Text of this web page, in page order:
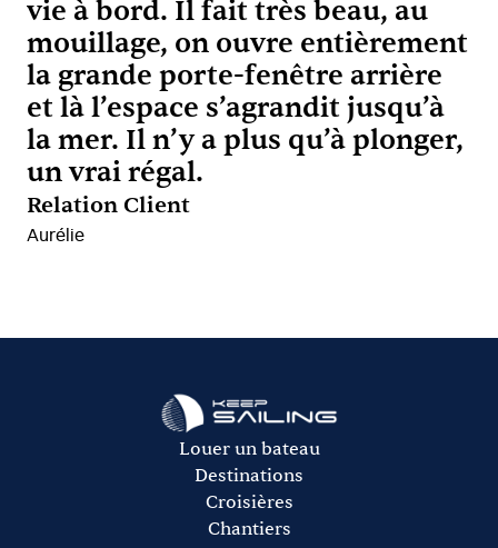
vie à bord. Il fait très beau, au
mouillage, on ouvre entièrement
la grande porte-fenêtre arrière
et là l’espace s’agrandit jusqu’à
la mer. Il n’y a plus qu’à plonger,
un vrai régal.
Relation Client
Aurélie
Louer un bateau
Destinations
Croisières
Chantiers